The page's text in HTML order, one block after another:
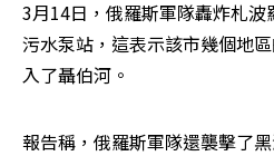
3月14日，俄羅斯軍隊轟炸札
污水泵站，這表示該市幾個地
入了聶伯河。
報告稱，俄羅斯軍隊還襲擊了